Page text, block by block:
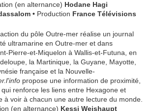
(en alternance) Hodane Hagi
• Production France Télévisions
du pôle Outre-mer réalise un journal
ultramarine en Outre-mer et dans
Pierre-et-Miquelon à Wallis-et-Futuna, en
la Martinique, la Guyane, Mayotte,
française et la Nouvelle-
propose une information de proximité,
renforce les liens entre Hexagone et
à voir à chacun une autre lecture du monde.
(en alternance) Kessi Weishaupt